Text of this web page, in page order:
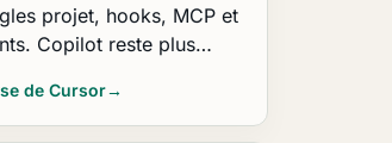
projet, hooks, MCP et
Copilot reste plus…
de Cursor→